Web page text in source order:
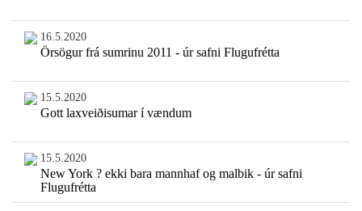
16.5.2020
Örsögur frá sumrinu 2011 - úr safni Flugufrétta
15.5.2020
Gott laxveiðisumar í vændum
15.5.2020
New York ? ekki bara mannhaf og malbik - úr safni
Flugufrétta